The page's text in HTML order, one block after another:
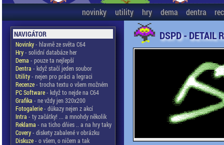
novinky utility hry dema dentra
NAVIGÁTOR
Novinky- hlavně ze světa C64
Hry- solidní databáze her
Dema - pouze ta nejlepší
Dentra - když stačí jeden soubor
Utility- nejen pro práci a legraci
Recenze- trocha textu o všem možném
PC Software- když to nejde na C64
Grafika - ne vždy jen 320x200
Fotogalerie- důkazy nejen z akcí
Intra - ty začátky! ... a mnohdy několik
Reklama - na ticho dňies .. a na hry taky
Covery- diskety zabalené v obrázku
Diskuze- o všem, o ničem a tak
DSPD - DETAIL